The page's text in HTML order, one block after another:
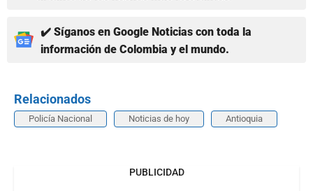
✔️ Síganos en Google Noticias con toda la
información de Colombia y el mundo.
Relacionados
Policía Nacional Noticias de hoy Antioquia
PUBLICIDAD